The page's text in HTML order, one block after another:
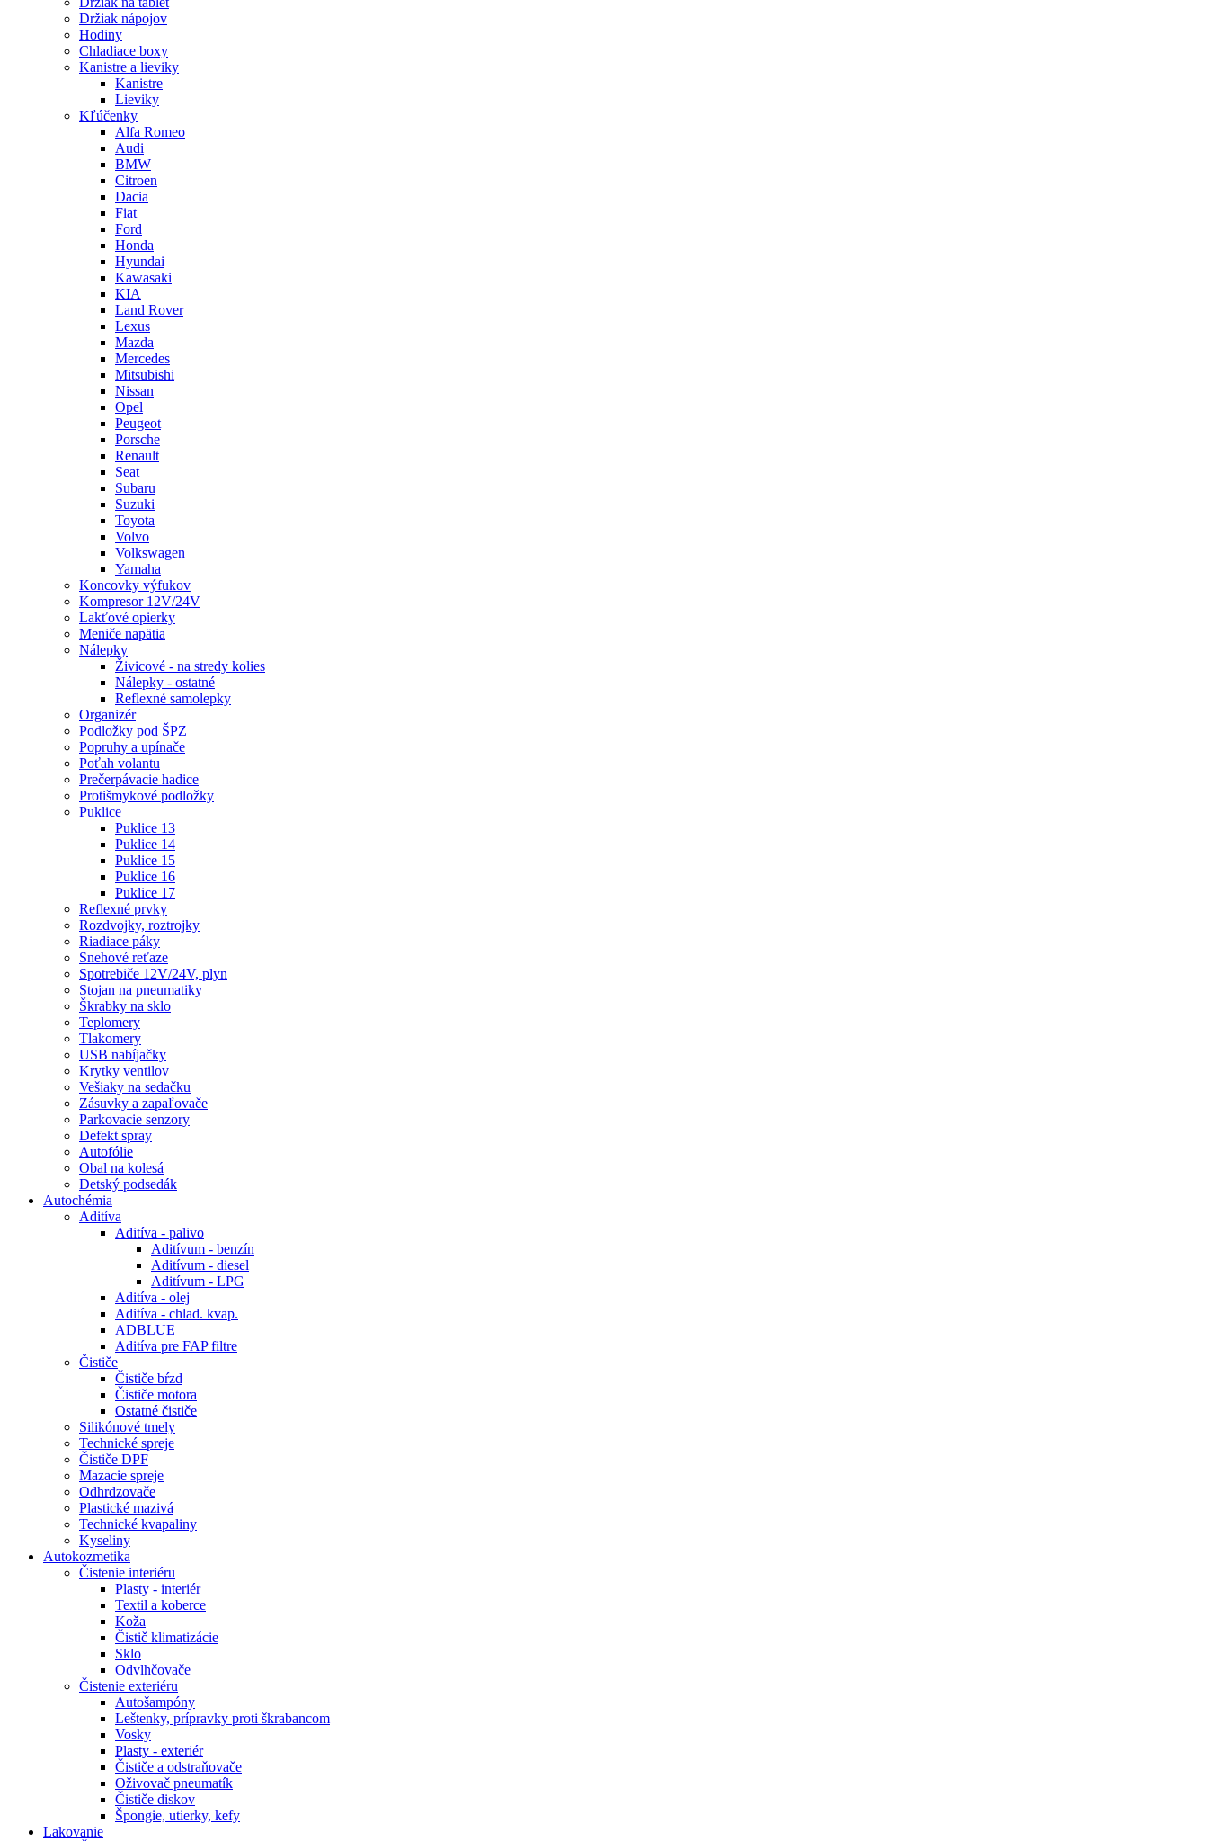
Držiak nápojov
Hodiny
Chladiace boxy
Kanistre a lieviky
Kanistre
Lieviky
Kľúčenky
Alfa Romeo
Audi
BMW
Citroen
Dacia
Fiat
Ford
Honda
Hyundai
Kawasaki
KIA
Land Rover
Lexus
Mazda
Mercedes
Mitsubishi
Nissan
Opel
Peugeot
Porsche
Renault
Seat
Subaru
Suzuki
Toyota
Volvo
Volkswagen
Yamaha
Koncovky výfukov
Kompresor 12V/24V
Lakťové opierky
Meniče napätia
Nálepky
Živicové - na stredy kolies
Nálepky - ostatné
Reflexné samolepky
Organizér
Podložky pod ŠPZ
Popruhy a upínače
Poťah volantu
Prečerpávacie hadice
Protišmykové podložky
Puklice
Puklice 13
Puklice 14
Puklice 15
Puklice 16
Puklice 17
Reflexné prvky
Rozdvojky, roztrojky
Riadiace páky
Snehové reťaze
Spotrebiče 12V/24V, plyn
Stojan na pneumatiky
Škrabky na sklo
Teplomery
Tlakomery
USB nabíjačky
Krytky ventilov
Vešiaky na sedačku
Zásuvky a zapaľovače
Parkovacie senzory
Defekt spray
Autofólie
Obal na kolesá
Detský podsedák
Autochémia
Aditíva
Aditíva - palivo
Aditívum - benzín
Aditívum - diesel
Aditívum - LPG
Aditíva - olej
Aditíva - chlad. kvap.
ADBLUE
Aditíva pre FAP filtre
Čističe
Čističe bŕzd
Čističe motora
Ostatné čističe
Silikónové tmely
Technické spreje
Čističe DPF
Mazacie spreje
Odhrdzovače
Plastické mazivá
Technické kvapaliny
Kyseliny
Autokozmetika
Čistenie interiéru
Plasty - interiér
Textil a koberce
Koža
Čistič klimatizácie
Sklo
Odvlhčovače
Čistenie exteriéru
Autošampóny
Leštenky, prípravky proti škrabancom
Vosky
Plasty - exteriér
Čističe a odstraňovače
Oživovač pneumatík
Čističe diskov
Špongie, utierky, kefy
Lakovanie